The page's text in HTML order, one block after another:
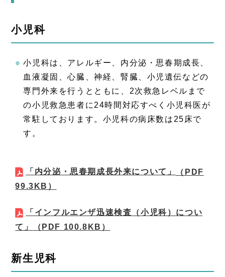
小児科
小児科は、アレルギー、内分泌・思春期成長、
血液凝固、心臓、神経、腎臓、小児遺伝などの
専門外来を行うとともに、2次救急レベルまで
の小児救急患者に24時間対応すべく小児科医が
常駐しております。小児科の病床数は25床で
す。
「内分泌・思春期成長外来について」
（PDF
99.3KB）
「インフルエンザ迅速検査（小児科）につい
て」
（PDF 100.8KB）
新生児科